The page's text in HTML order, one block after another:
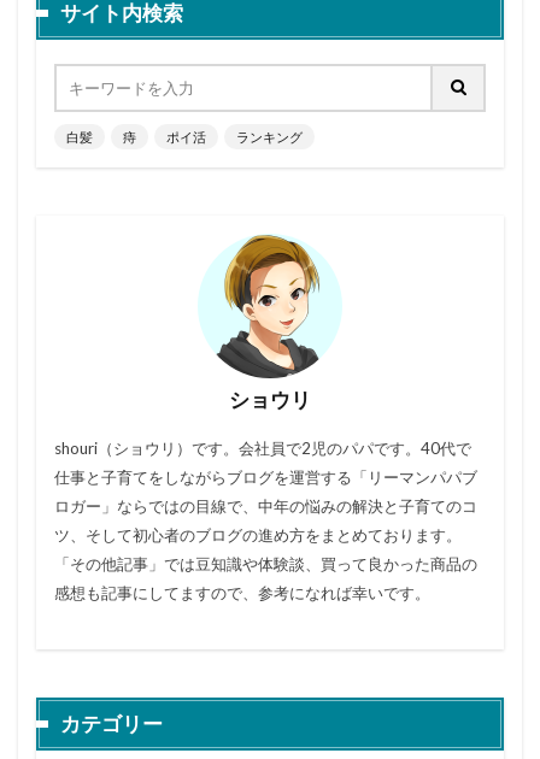
サイト内検索
白髪 痔 ポイ活 ランキング
ショウリ
shouri（ショウリ）です。会社員で2児のパパです。40代で
仕事と子育てをしながらブログを運営する「リーマンパパブ
ロガー」ならではの目線で、中年の悩みの解決と子育てのコ
ツ、そして初心者のブログの進め方をまとめております。
「その他記事」では豆知識や体験談、買って良かった商品の
感想も記事にしてますので、参考になれば幸いです。
カテゴリー